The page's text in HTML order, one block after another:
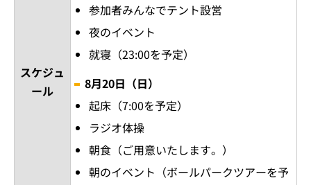
スケジュ
ール
参加者みんなでテント設営
夜のイベント
就寝（23:00を予定）
8月20日（日）
起床（7:00を予定）
ラジオ体操
朝食（ご用意いたします。）
朝のイベント（ボールパークツアーを予